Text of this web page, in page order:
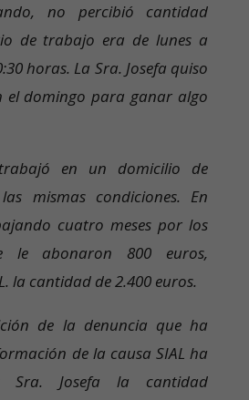
no percibió cantidad
de trabajo era de lunes a
horas. La Sra. Josefa quiso
domingo para ganar algo
trabajó en un domicilio de
mismas condiciones. En
cuatro meses por los
le abonaron 800 euros,
la cantidad de 2.400 euros.
de la denuncia que ha
de la causa SIAL ha
Josefa la cantidad